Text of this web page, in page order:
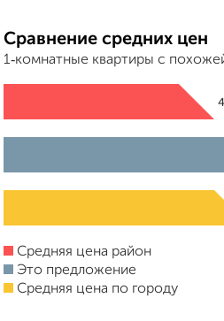
Сравнение средних цен
1‑комнатные квартиры с
Средняя цена район
Это предложение
Средняя цена по городу